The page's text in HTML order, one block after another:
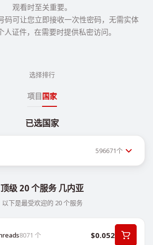
观看时至关重要。
码可让您立即接收一次性密码，无需实体
人证件，在需要时提供私密访问。
选择排行
项目国家
已选国家
596671个
顶级 20 个服务 几内亚
以下是最受欢迎的 20 个服务
8071 个 $0.052